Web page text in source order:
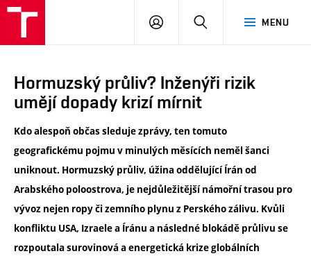
MENU
PŘIHLÁSIT
Hormuzský průliv? Inženýři rizik
umějí dopady krizí mírnit
Kdo alespoň občas sleduje zprávy, ten tomuto
geografickému pojmu v minulých měsících neměl šanci
uniknout. Hormuzský průliv, úžina oddělující Írán od
Arabského poloostrova, je nejdůležitější námořní trasou pro
vývoz nejen ropy či zemního plynu z Perského zálivu. Kvůli
konfliktu USA, Izraele a Íránu a následné blokádě průlivu se
rozpoutala surovinová a energetická krize globálních